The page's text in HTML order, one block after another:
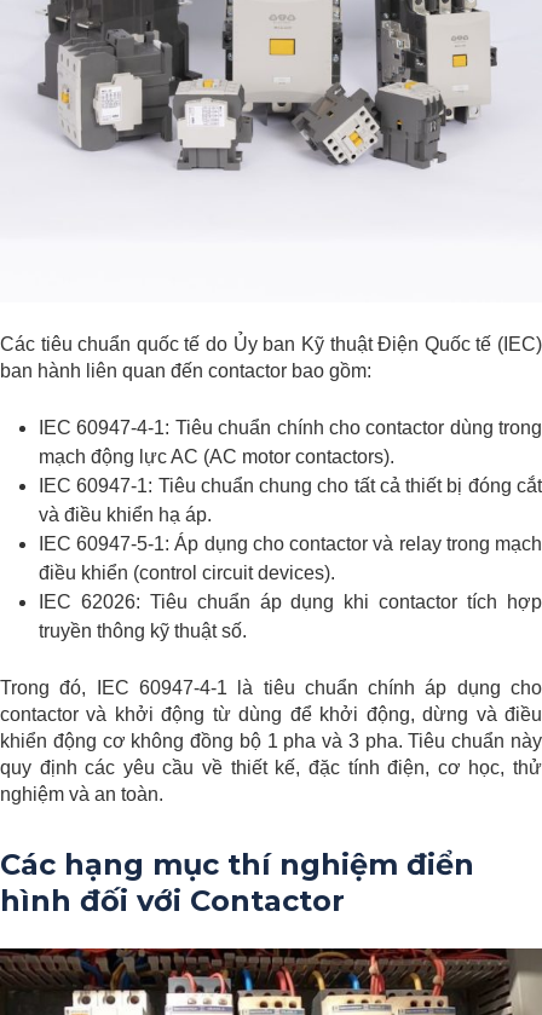
Các tiêu chuẩn quốc tế do Ủy ban Kỹ thuật Điện Quốc tế (IEC)
ban hành liên quan đến contactor bao gồm:
IEC 60947-4-1: Tiêu chuẩn chính cho contactor dùng trong
mạch động lực AC (AC motor contactors).
IEC 60947-1: Tiêu chuẩn chung cho tất cả thiết bị đóng cắt
và điều khiển hạ áp.
IEC 60947-5-1: Áp dụng cho contactor và relay trong mạch
điều khiển (control circuit devices).
IEC 62026: Tiêu chuẩn áp dụng khi contactor tích hợp
truyền thông kỹ thuật số.
Trong đó, IEC 60947-4-1 là tiêu chuẩn chính áp dụng cho
contactor và khởi động từ dùng để khởi động, dừng và điều
khiển động cơ không đồng bộ 1 pha và 3 pha. Tiêu chuẩn này
quy định các yêu cầu về thiết kế, đặc tính điện, cơ học, thử
nghiệm và an toàn.
Các hạng mục thí nghiệm điển
hình đối với Contactor